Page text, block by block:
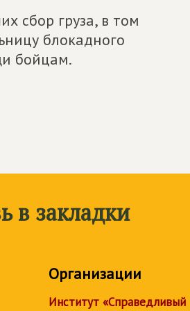
сбор груза, в том
блокадного
бойцам.
в закладки
Организации
Институт «Справедливый